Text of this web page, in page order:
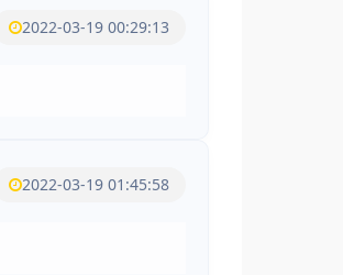
2022-03-19 00:29:13
2022-03-19 01:45:58